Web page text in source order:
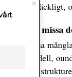
blir otillräckligt,
Får inte missa
Just denna
enda modell,
kvinnors